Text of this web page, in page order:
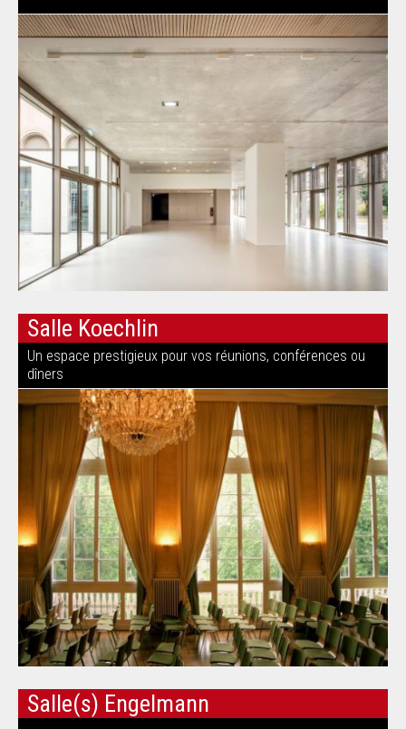
Salle Koechlin
Un espace prestigieux pour vos réunions, conférences ou
dîners
Salle(s) Engelmann